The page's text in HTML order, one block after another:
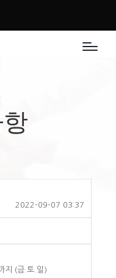
2022-09-07 03:37
지 (금.토.일)